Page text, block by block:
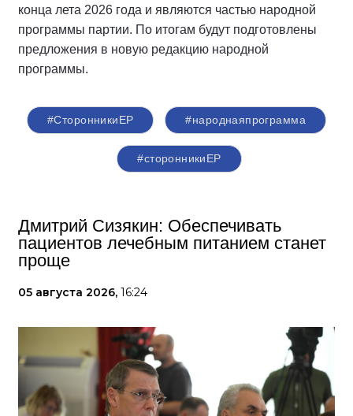
конца лета 2026 года и являются частью народной
программы партии. По итогам будут подготовлены
предложения в новую редакцию народной
программы.
#СторонникиЕР #народнаяпрограмма
#сторонникиЕР
Дмитрий Сизякин: Обеспечивать
пациентов лечебным питанием станет
проще
05 августа 2026, 16:24